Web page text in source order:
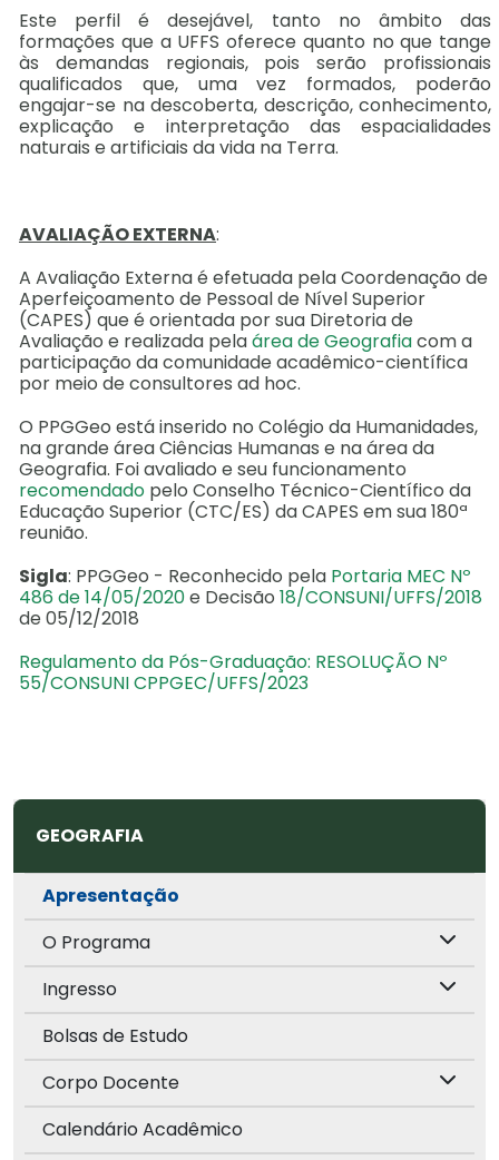
Este perfil é desejável, tanto no âmbito das
formações que a UFFS oferece quanto no que tange
às demandas regionais, pois serão profissionais
qualificados que, uma vez formados, poderão
engajar-se na descoberta, descrição, conhecimento,
explicação e interpretação das espacialidades
naturais e artificiais da vida na Terra.
AVALIAÇÃO EXTERNA:
A Avaliação Externa é efetuada pela Coordenação de
Aperfeiçoamento de Pessoal de Nível Superior
(CAPES) que é orientada por sua Diretoria de
Avaliação e realizada pelaárea de Geografiacom a
participação da comunidade acadêmico-científica
por meio de consultores ad hoc.
O PPGGeo está inserido no Colégio da Humanidades,
na grande área Ciências Humanas e na área da
Geografia. Foi avaliado e seu funcionamento
recomendado pelo Conselho Técnico-Científico da
Educação Superior (CTC/ES) da CAPES em sua 180ª
reunião.
Sigla: PPGGeo - Reconhecido pela Portaria MEC Nº
486 de 14/05/2020e Decisão 18/CONSUNI/UFFS/2018
de 05/12/2018
Regulamento da Pós-Graduação: RESOLUÇÃO Nº
55/CONSUNI CPPGEC/UFFS/2023
GEOGRAFIA
Apresentação
O Programa
Ingresso
Bolsas de Estudo
Corpo Docente
Calendário Acadêmico